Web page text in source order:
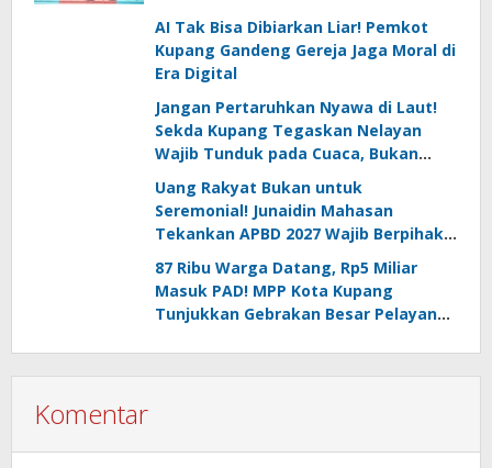
AI Tak Bisa Dibiarkan Liar! Pemkot
Kupang Gandeng Gereja Jaga Moral di
Era Digital
Jangan Pertaruhkan Nyawa di Laut!
Sekda Kupang Tegaskan Nelayan
Wajib Tunduk pada Cuaca, Bukan
Sekadar Kejar Hasil
Uang Rakyat Bukan untuk
Seremonial! Junaidin Mahasan
Tekankan APBD 2027 Wajib Berpihak
pada Kebutuhan Dasar Masyarakat
87 Ribu Warga Datang, Rp5 Miliar
Masuk PAD! MPP Kota Kupang
Tunjukkan Gebrakan Besar Pelayanan
Komentar